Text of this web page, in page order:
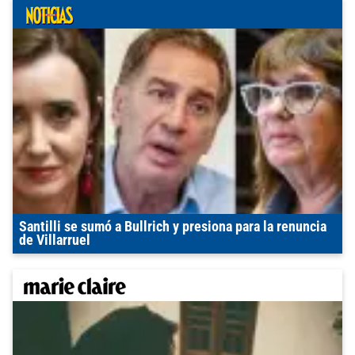
Santilli se sumó a Bullrich y presiona para la renuncia
de Villarruel